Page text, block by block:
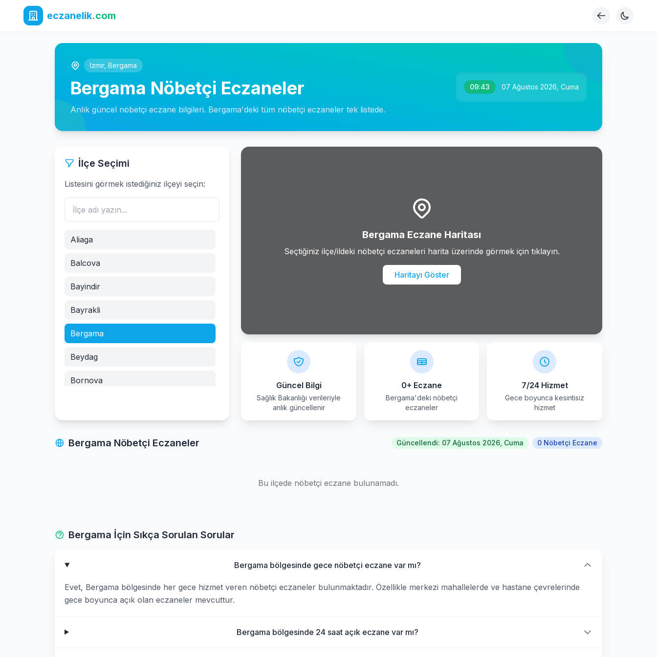
eczanelik.com
Izmir, Bergama
Bergama Nöbetçi Eczaneler
Anlık güncel nöbetçi eczane bilgileri. Bergama'deki tüm nöbetçi eczaneler tek listede.
09:43 07 Ağustos 2026, Cuma
İlçe Seçimi
Listesini görmek istediğiniz ilçeyi seçin:
Aliaga
Balcova
Bayindir
Bayrakli
Bergama
Beydag
Bornova
Karaburun
Bergama Eczane Haritası
Seçtiğiniz ilçe/ildeki nöbetçi eczaneleri harita üzerinde görmek için tıklayın.
Haritayı Göster
Güncel Bilgi
Sağlık Bakanlığı verileriyle
anlık güncellenir
0+ Eczane
Bergama'deki nöbetçi
eczaneler
7/24 Hizmet
Gece boyunca kesintisiz
hizmet
Bergama Nöbetçi Eczaneler Güncellendi: 07 Ağustos 2026, Cuma 0 Nöbetçi Eczane
Bu ilçede nöbetçi eczane bulunamadı.
Bergama İçin Sıkça Sorulan Sorular
Bergama bölgesinde gece nöbetçi eczane var mı?
Evet, Bergama bölgesinde her gece hizmet veren nöbetçi eczaneler bulunmaktadır. Özellikle merkezi mahallelerde ve hastane çevrelerinde
gece boyunca açık olan eczaneler mevcuttur.
Bergama bölgesinde 24 saat açık eczane var mı?